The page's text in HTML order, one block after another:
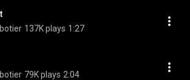
137K plays 1:27
79K plays 2:04